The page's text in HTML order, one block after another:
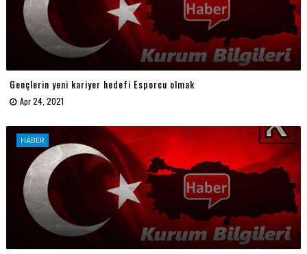
Gençlerin yeni kariyer hedefi Esporcu olmak
Apr 24, 2021
HABER